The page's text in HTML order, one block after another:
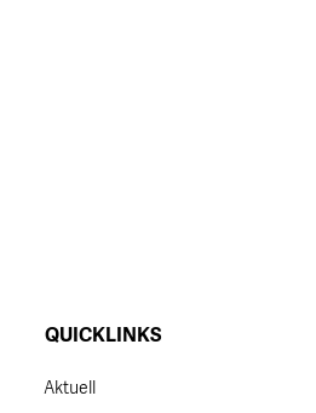
QUICKLINKS
Aktuell